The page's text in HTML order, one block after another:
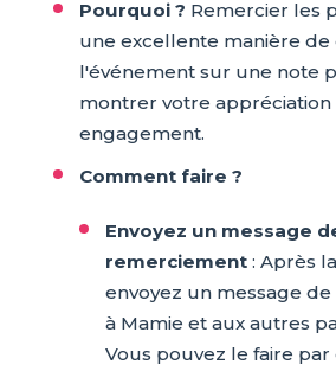
Pourquoi ? Remercier les
une excellente manière
l'événement sur une note
montrer votre
engagement.
Comment faire ?
Envoyez un message
remerciement: Après
envoyez un message
à Mamie et aux autres
Vous pouvez le faire par